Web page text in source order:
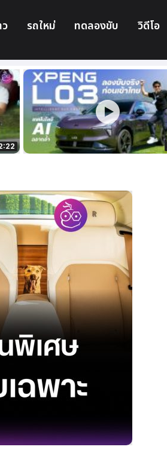
ว รถใหม่ ทดลองขับ วิดีโอ